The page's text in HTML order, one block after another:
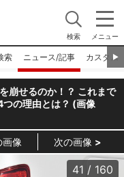
検索 メニュー
▶︎
索 ニュース/記事 カスタム
崩せるのか！？ これまで
の理由とは？ (画像
画像 次の画像
41 / 160